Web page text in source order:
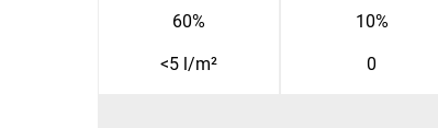
60%
<5 l/m²
10%
0